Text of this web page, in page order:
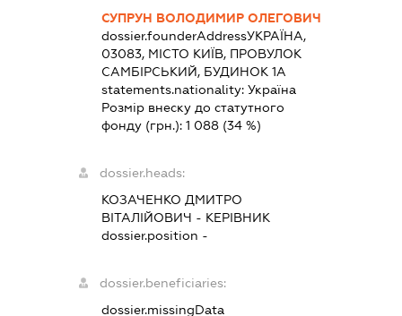
СУПРУН ВОЛОДИМИР ОЛЕГОВИЧ
dossier.founderAddressУКРАЇНА,
03083, МІСТО КИЇВ, ПРОВУЛОК
САМБІРСЬКИЙ, БУДИНОК 1А
statements.nationality:Україна
Розмір внеску до статутного
фонду (грн.):1 088 (34 %)
dossier.heads:
КОЗАЧЕНКО ДМИТРО
ВІТАЛІЙОВИЧ - КЕРІВНИК
dossier.position -
dossier.beneficiaries:
dossier.missingData